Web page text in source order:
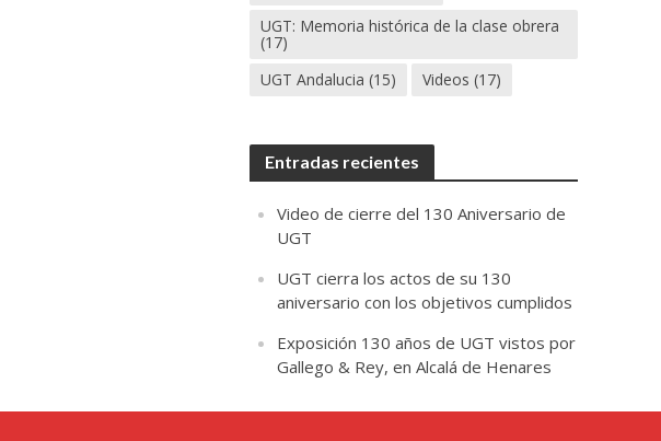
UGT: Memoria histórica de la clase obrera
(17)
UGT Andalucia (15) Videos (17)
Entradas recientes
Video de cierre del 130 Aniversario de
UGT
UGT cierra los actos de su 130
aniversario con los objetivos cumplidos
Exposición 130 años de UGT vistos por
Gallego & Rey, en Alcalá de Henares